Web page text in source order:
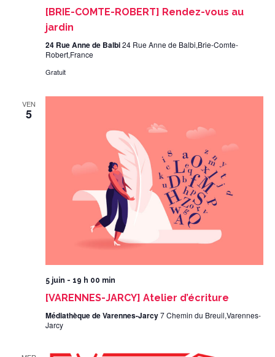
[BRIE-COMTE-ROBERT] Rendez-vous au
jardin
24 Rue Anne de Balbi24 Rue Anne de Balbi,Brie-Comte-
Robert,France
Gratuit
VEN
5
5 juin - 19 h 00 min
[VARENNES-JARCY] Atelier d’écriture
Médiathèque de Varennes-Jarcy7 Chemin du Breuil,Varennes-
Jarcy